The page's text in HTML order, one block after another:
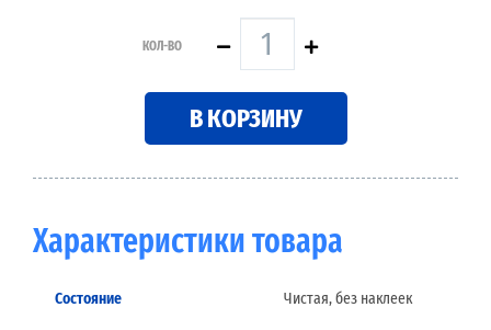
КОЛ-ВО
В КОРЗИНУ
Характеристики товара
Состояние Чистая, без наклеек